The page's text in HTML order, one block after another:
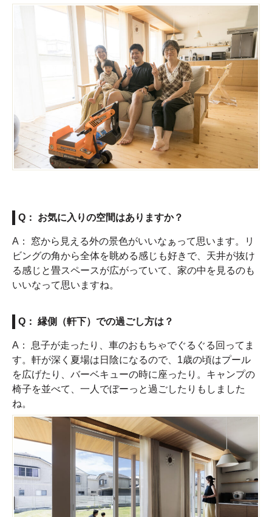
Q： お気に入りの空間はありますか？
A： 窓から見える外の景色がいいなぁって思います。リ
ビングの角から全体を眺める感じも好きで、天井が抜け
る感じと畳スペースが広がっていて、家の中を見るのも
いいなって思いますね。
Q： 縁側（軒下）での過ごし方は？
A： 息子が走ったり、車のおもちゃでぐるぐる回ってま
す。軒が深く夏場は日陰になるので、1歳の頃はプール
を広げたり、バーベキューの時に座ったり。キャンプの
椅子を並べて、一人でぼーっと過ごしたりもしました
ね。